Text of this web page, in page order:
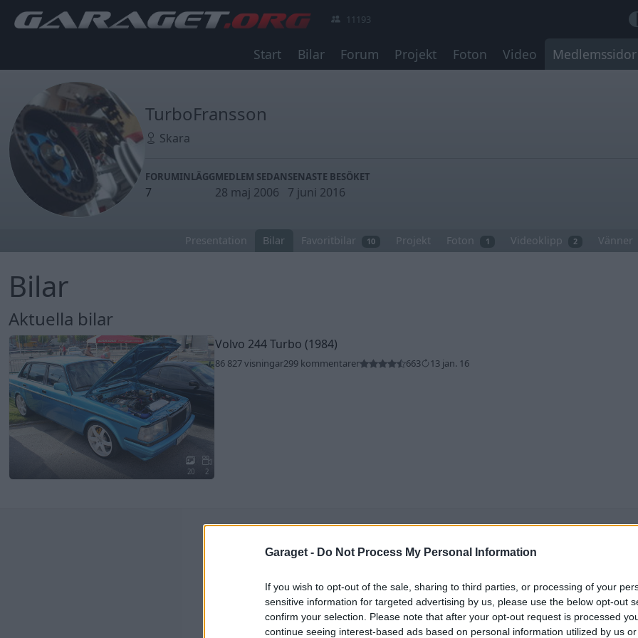
Garaget - Do Not Process My Personal Information
If you wish to opt-out of the sale, sharing to third parties, or processing of your
sensitive information for targeted advertising by us, please use the below opt-out
confirm your selection. Please note that after your opt-out request is processed
continue seeing interest-based ads based on personal information utilized by us
11193
Start Bilar Forum Projekt Foton Video Medlemssidor
TurboFransson
Skara
FORUMINLÄGG
7
MEDLEM SEDAN
28 maj 2006
SENASTE BESÖKET
7 juni 2016
Presentation Bilar Favoritbilar 10 Projekt Foton 1 Videoklipp 2 Vänner
Bilar
Aktuella bilar
20 2
Volvo 244 Turbo (1984)
86 827 visningar299 kommentarer 663 13 jan. 16
Ni som kör HEV eller PHEV
Senaste inlägget avJesper328 för 1 timme
sedaniEl- och hybridbilar
Jag tror att folk köper bil
Puttelitens projekt
garagefix.
Senaste inlägget av
timmar sedaniProjekt